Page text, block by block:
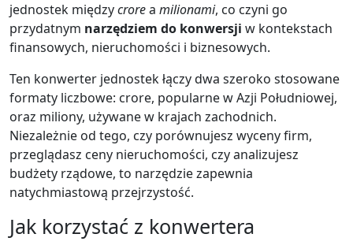
jednostek międzycrorea milionami, co czyni go
przydatnym narzędziem do konwersji w kontekstach
finansowych, nieruchomości i biznesowych.
Ten konwerter jednostek łączy dwa szeroko stosowane
formaty liczbowe: crore, popularne w Azji Południowej,
oraz miliony, używane w krajach zachodnich.
Niezależnie od tego, czy porównujesz wyceny firm,
przeglądasz ceny nieruchomości, czy analizujesz
budżety rządowe, to narzędzie zapewnia
natychmiastową przejrzystość.
Jak korzystać z konwertera